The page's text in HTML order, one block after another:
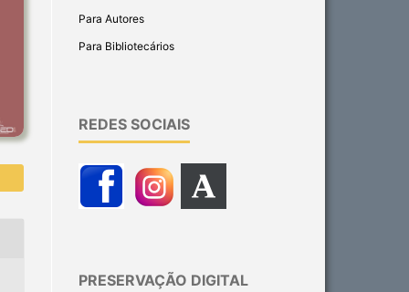
Para Autores
Para Bibliotecários
REDES SOCIAIS
PRESERVAÇÃO DIGITAL